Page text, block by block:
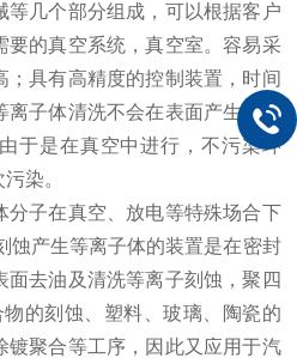
等几个部分组成，可以根据客户
要的真空系统，真空室。容易采
；具有高精度的控制装置，时间
离子体清洗不会在表面产生损伤
于是在真空中进行，不污染环
染。
分子在真空、放电等特殊场合下
蚀产生等离子体的装置是在密封
去油及清洗等离子刻蚀，聚四
的刻蚀、塑料、玻璃、陶瓷的
镀聚合等工序，因此又应用于汽